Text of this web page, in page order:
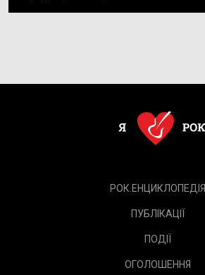
РОК.ЕНЦИКЛОПЕДІЯ
ПУБЛІКАЦІЇ
ПОДІЇ
ОГОЛОШЕННЯ